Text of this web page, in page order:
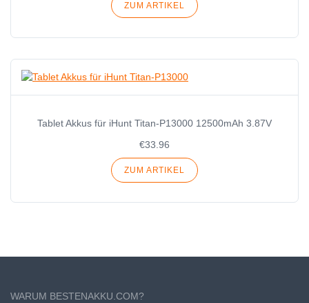
ZUM ARTIKEL
Tablet Akkus für iHunt Titan-P13000 12500mAh 3.87V
€33.96
ZUM ARTIKEL
WARUM BESTENAKKU.COM?